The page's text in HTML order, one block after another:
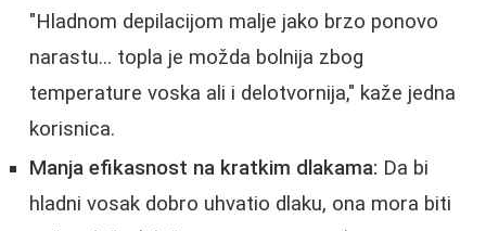
"Hladnom depilacijom malje jako brzo ponovo
narastu... topla je možda bolnija zbog
temperature voska ali i delotvornija," kaže jedna
korisnica.
Manja efikasnost na kratkim dlakama: Da bi
hladni vosak dobro uhvatio dlaku, ona mora biti